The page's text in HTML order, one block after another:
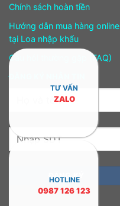
Chính sách hoàn tiền
Hướng dẫn mua hàng online
tại Loa nhập khẩu
Câu hỏi thường gặp (FAQ)
TƯ VẤN
ZALO
HOTLINE
0987 126 123